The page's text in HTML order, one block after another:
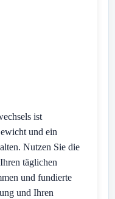
ist
und ein
Nutzen Sie die
täglichen
und fundierte
und Ihren